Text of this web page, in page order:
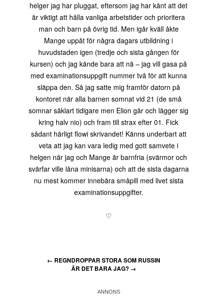
helger jag har pluggat, eftersom jag har känt att det
är viktigt att hålla vanliga arbetstider och prioritera
man och barn på övrig tid. Men igår kväll åkte
Mange uppåt för några dagars utbildning i
huvudstaden igen (tredje och sista gången för
kursen) och jag kände bara att nä – jag vill gasa på
med examinationsuppgift nummer två för att kunna
släppa den. Så jag satte mig framför datorn på
kontoret när alla barnen somnat vid 21 (de små
somnar såklart tidigare men Elion går och lägger sig
kring halv nio) och fram till strax efter 01. Fick
sådant härligt flowi skrivandet! Känns underbart att
veta att jag kan vara ledig med gott samvete i
helgen när jag och Mange är barnfria (svärmor och
svärfar ville låna minisarna) och att de sista dagarna
nu mest kommer innebära småpill med livet sista
examinationsuppgifter.
♡
← REGNDROPPAR STORA SOM RUSSIN
ÄR DET BARA JAG? →